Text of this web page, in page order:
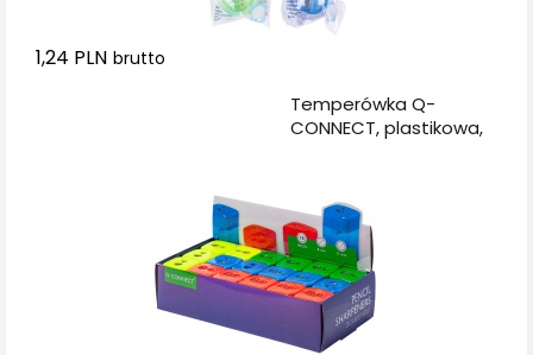
1,24 PLN brutto
Temperówka Q-
CONNECT, plastikowa,